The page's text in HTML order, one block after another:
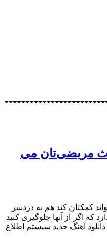
مریضی‌تان می
کمکتان کند هم به دردسر
که اگر از آنها جلوگیری کنید
آهنگ جدید سیستم اطلاع